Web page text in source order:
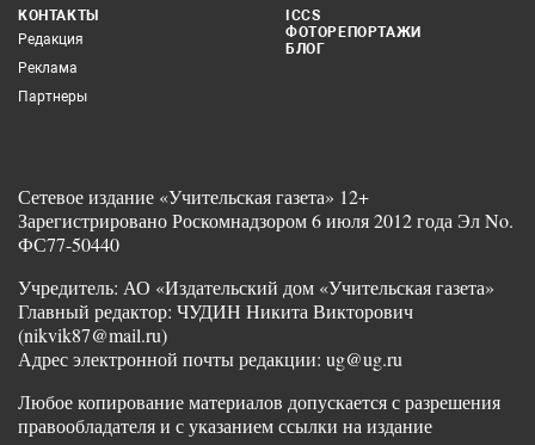
КОНТАКТЫ
Редакция
Реклама
Партнеры
ICCS
ФОТОРЕПОРТАЖИ
БЛОГ
Сетевое издание «Учительская газета» 12+
Зарегистрировано Роскомнадзором 6 июля 2012 года Эл No.
ФС77-50440
Учредитель: АО «Издательский дом «Учительская газета»
Главный редактор: ЧУДИН Никита Викторович
(nikvik87@mail.ru)
Адрес электронной почты редакции: ug@ug.ru
Любое копирование материалов допускается с разрешения
правообладателя и с указанием ссылки на издание